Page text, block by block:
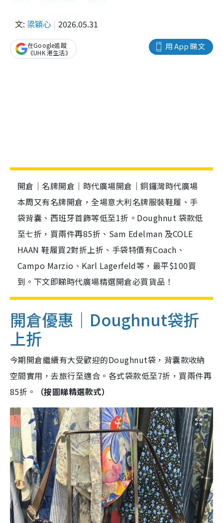
文: 梁穎心 2026.05.31
用 App 睇文
在Google追蹤
《UHK 港生活》
開倉｜名牌開倉｜時代廣場開倉｜銅鑼灣時代廣場
本周又有名牌開倉，全場意大利名牌服裝鞋履、手
袋背囊、西班牙首飾等低至1折。Doughnut 袋款低
至七折，買兩件再85折、Sam Edelman 及COLE
HAAN 鞋履買2對折上折、手袋特價有Coach、
Campo Marzio、Karl Lagerfeld等，最平$100買
到。下文即睇時代廣場精選開倉必買貨品！
開倉優惠｜Doughnut袋折
上折
今期開倉繼續有大受歡迎的Doughnut袋，背囊款收納
空間實用，去旅行至適合。各式袋款低至7折，買兩件再
85折。
（按圖睇精選款式）